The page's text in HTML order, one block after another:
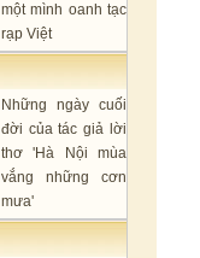
một mình oanh tạc
rạp Việt
Những ngày cuối
đời của tác giả lời
thơ 'Hà Nội mùa
vắng những cơn
mưa'